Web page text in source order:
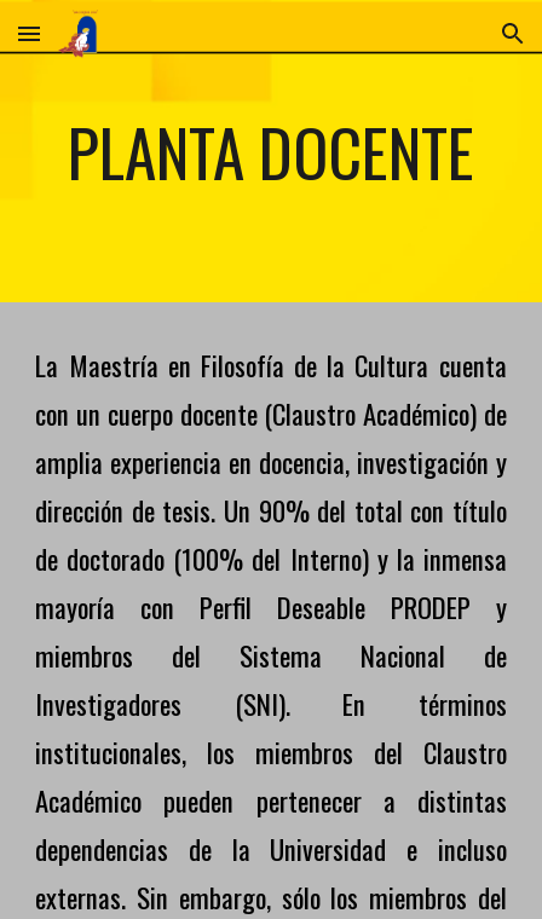
Skip to main content Skip to navigation
PLANTA DOCENTE
La Maestría en Filosofía de la Cultura cuenta
con un cuerpo docente (Claustro Académico) de
amplia experiencia en docencia, investigación y
dirección de tesis. Un 90% del total con título
de doctorado (100% del Interno) y la inmensa
mayoría con Perfil Deseable PRODEP y
miembros del Sistema Nacional de
Investigadores (SNI). En términos
institucionales, los miembros del Claustro
Académico pueden pertenecer a distintas
dependencias de la Universidad e incluso
externas. Sin embargo, sólo los miembros del